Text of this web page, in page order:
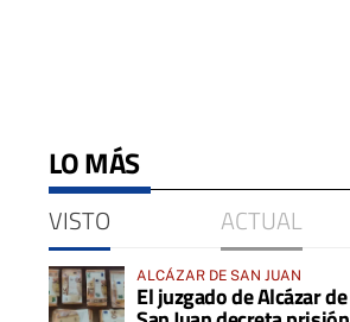
LO MÁS
VISTO ACTUAL
ALCÁZAR DE SAN JUAN
El juzgado de Alcázar de